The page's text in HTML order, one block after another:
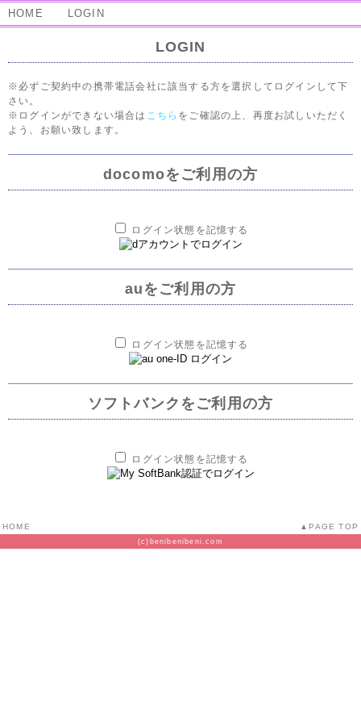
HOME LOGIN
LOGIN
※必ずご契約中の携帯電話会社に該当する方を選択してログインして下
さい。
※ログインができない場合は こちら をご確認の上、再度お試しいただく
よう、お願い致します。
docomoをご利用の方
ログイン状態を記憶する
auをご利用の方
ログイン状態を記憶する
ソフトバンクをご利用の方
ログイン状態を記憶する
HOME PAGE TOP
(c)benibenibeni.com